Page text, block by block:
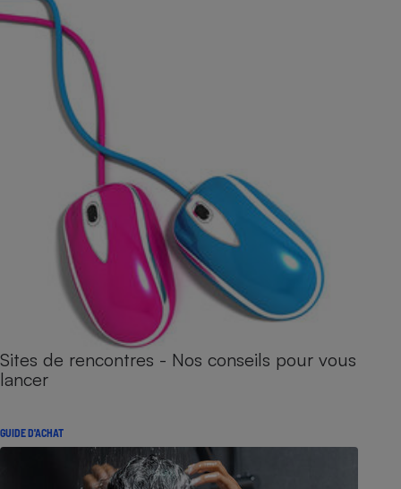
Sites de rencontres - Nos conseils pour vous
lancer
GUIDE D'ACHAT